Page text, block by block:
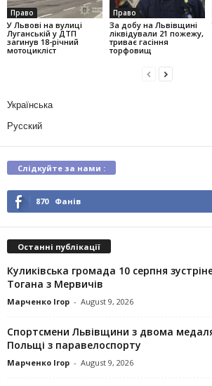
Право
У Львові на вулиці
Луганській у ДТП
загинув 18-річний
мотоцикліст
Право
За добу на Львівщині
ліквідували 21 пожежу,
триває гасіння
торфовищ
Українська
Русский
Слідкуйте за нами :
870 Фанів
Останні публікації
Куликівська громада 10 серпня
Тогана з Мервичів
Марченко Ігор - August 9, 2026
Спортсмени Львівщини з двома
Польщі з паравелоспорту
Марченко Ігор - August 9, 2026